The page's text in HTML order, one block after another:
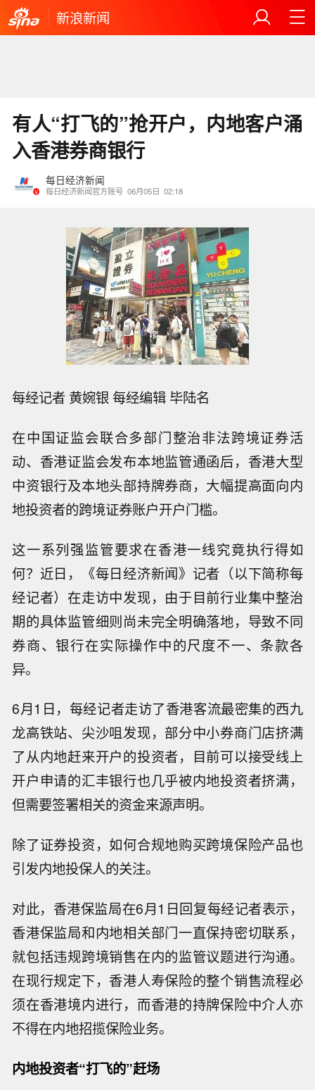
新浪新闻
有人“打飞的”抢开户，内地客户涌
入香港券商银行
每日经济新闻
每日经济新闻官方账号 06月05日 02:18
每经记者 黄婉银 每经编辑 毕陆名
在中国证监会联合多部门整治非法跨境证券活
动、香港证监会发布本地监管通函后，香港大型
中资银行及本地头部持牌券商，大幅提高面向内
地投资者的跨境证券账户开户门槛。
这一系列强监管要求在香港一线究竟执行得如
何？近日，《每日经济新闻》记者（以下简称每
经记者）在走访中发现，由于目前行业集中整治
期的具体监管细则尚未完全明确落地，导致不同
券商、银行在实际操作中的尺度不一、条款各
异。
6月1日，每经记者走访了香港客流最密集的西九
龙高铁站、尖沙咀发现，部分中小券商门店挤满
了从内地赶来开户的投资者，目前可以接受线上
开户申请的汇丰银行也几乎被内地投资者挤满，
但需要签署相关的资金来源声明。
除了证券投资，如何合规地购买跨境保险产品也
引发内地投保人的关注。
对此，香港保监局在6月1日回复每经记者表示，
香港保监局和内地相关部门一直保持密切联系，
就包括违规跨境销售在内的监管议题进行沟通。
在现行规定下，香港人寿保险的整个销售流程必
须在香港境内进行，而香港的持牌保险中介人亦
不得在内地招揽保险业务。
内地投资者“打飞的”赶场